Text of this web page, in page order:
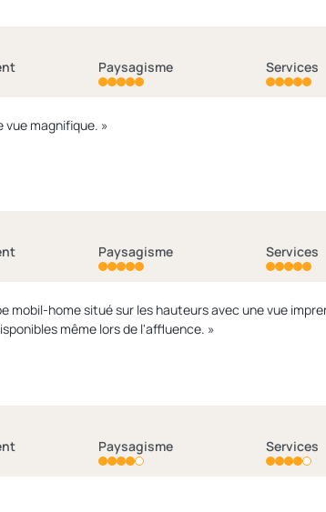
Paysagisme Services
« Très joli camping sur les hauteurs avec une vue magnifique. »
Paysagisme Services
mobil-home situé sur les hauteurs avec une vue
l'espace spa sont très agréables. Transats disponibles même lors de l'affluence. »
Paysagisme Services